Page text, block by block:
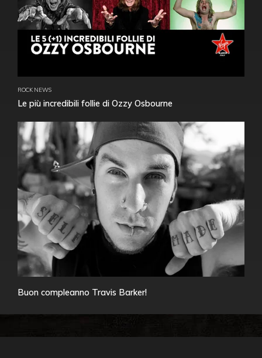
ROCK NEWS
Le più incredibili follie di Ozzy Osbourne
Buon compleanno Travis Barker!